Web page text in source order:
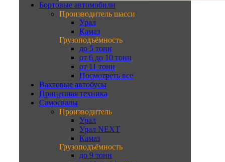
Бортовые автомобили
Производитель шасси
Урал
Камаз
Грузоподъёмность
до 5 тонн
от 6 до 10 тонн
от 11 тонн
Посмотреть все
Вахтовые автобусы
Прицепная техника
Самосвалы
Производитель
Урал
Урал NEXT
Камаз
Грузоподъёмность
до 9 тонн